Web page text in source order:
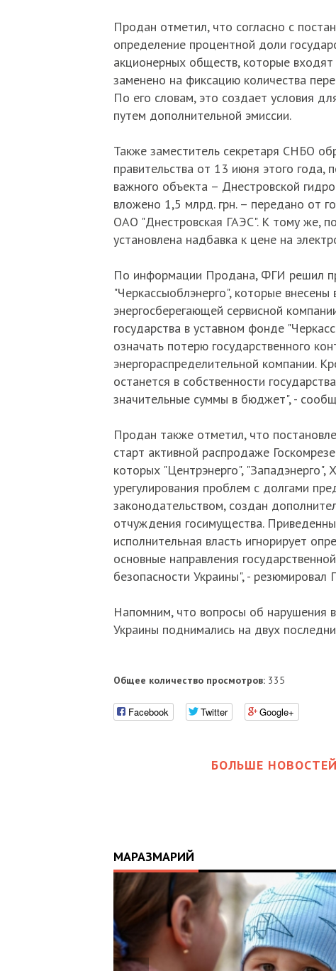
Продан отметил, что согласно с
определение процентной доли
акционерных обществ, которые
заменено на фиксацию количества
По его словам, это создает условия
путем дополнительной эмиссии.
Также заместитель секретаря СНБО
правительства от 13 июня этого года,
важного объекта – Днестровской
вложено 1,5 млрд. грн. – передано от
ОАО "Днестровская ГАЭС". К тому же,
установлена надбавка к цене на
По информации Продана, ФГИ решил
"Черкассыоблэнерго", которые
энергосберегающей сервисной
государства в уставном фонде
означать потерю государственного
энергораспределительной компании.
останется в собственности
значительные суммы в бюджет", -
Продан также отметил, что
старт активной распродаже
которых "Центрэнерго",
урегулирования проблем с долгами
законодательством, создан
отчуждения госимущества.
исполнительная власть игнорирует
основные направления
безопасности Украины", - резюмировал
Напомним, что вопросы об нарушения
Украины поднимались на двух
Общее количество просмотров:335
Facebook Twitter Google+
БОЛЬШЕ
МАРАЗМАРИЙ